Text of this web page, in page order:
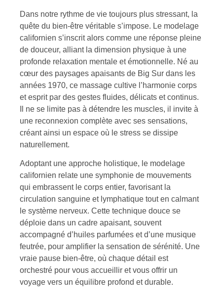
Dans notre rythme de vie toujours plus stressant, la
quête du bien-être véritable s’impose. Le modelage
californien s’inscrit alors comme une réponse pleine
de douceur, alliant la dimension physique à une
profonde relaxation mentale et émotionnelle. Né au
cœur des paysages apaisants de Big Sur dans les
années 1970, ce massage cultive l’harmonie corps
et esprit par des gestes fluides, délicats et continus.
Il ne se limite pas à détendre les muscles, il invite à
une reconnexion complète avec ses sensations,
créant ainsi un espace où le stress se dissipe
naturellement.
Adoptant une approche holistique, le modelage
californien relate une symphonie de mouvements
qui embrassent le corps entier, favorisant la
circulation sanguine et lymphatique tout en calmant
le système nerveux. Cette technique douce se
déploie dans un cadre apaisant, souvent
accompagné d’huiles parfumées et d’une musique
feutrée, pour amplifier la sensation de sérénité. Une
vraie pause bien-être, où chaque détail est
orchestré pour vous accueillir et vous offrir un
voyage vers un équilibre profond et durable.